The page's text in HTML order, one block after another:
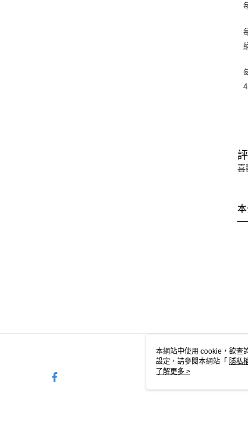
喜
本網站中使用 cookie，欲查
設定，請參閱本網站「 隱私
使用 cookie。
了解更多 >